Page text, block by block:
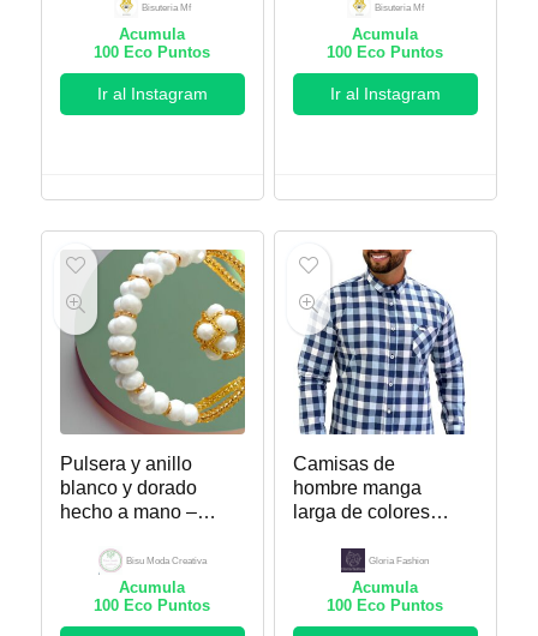
Bisuteria Mf
Acumula
100 Eco Puntos
Ir al Instagram
Bisuteria Mf
Acumula
100 Eco Puntos
Ir al Instagram
Pulsera y anillo
blanco y dorado
hecho a mano –
CreativaBisu Moda Creativa
Acumula
100 Eco Puntos
Camisas de
hombre manga
larga de colores
Fashion
Gloria Fashion
Acumula
100 Eco Puntos